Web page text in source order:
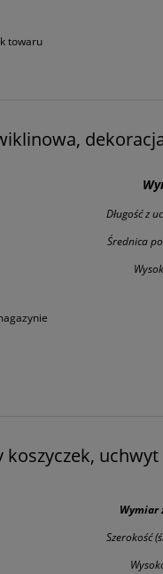
towaru
Długość z
Średnica
Wymiar
Szerokość